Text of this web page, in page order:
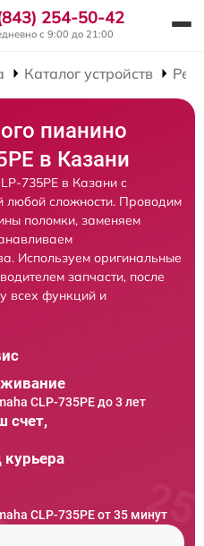
254-50-42
с 9:00 до 21:00
Каталог устройств
пианино
в Казани
735PE в Казани с
любой сложности. Проводим
поломки, заменяем
Используем оригинальные
запчасти, после
всех функций и
CLP-735PE до 3 лет
счет,
CLP-735PE от 35 минут